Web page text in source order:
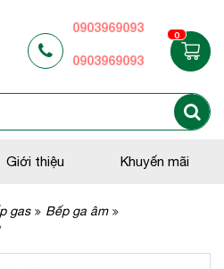
0903969093
0903969093
0
Giới thiệu Khuyến mãi
gas
Bếp ga âm